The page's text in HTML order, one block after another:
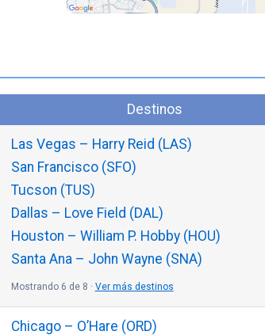
Destinos
Las Vegas – Harry Reid (LAS)
San Francisco (SFO)
Tucson (TUS)
Dallas – Love Field (DAL)
Houston – William P. Hobby (HOU)
Santa Ana – John Wayne (SNA)
Mostrando 6 de 8 · Ver más destinos
Chicago – O’Hare (ORD)